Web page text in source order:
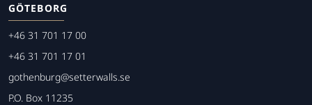
GÖTEBORG
+46 31 701 17 00
+46 31 701 17 01
gothenburg@setterwalls.se
P.O. Box 11235